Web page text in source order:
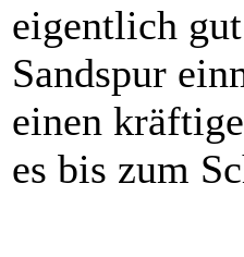
eigentlich
Sandspur
einen
es bis zum